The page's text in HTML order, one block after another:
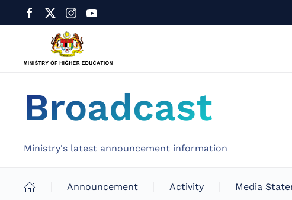
Broadcast
Ministry's latest announcement information
Announcement Activity Media